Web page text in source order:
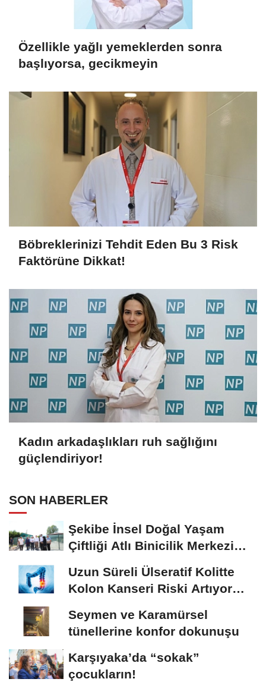
Özellikle yağlı yemeklerden sonra
başlıyorsa, gecikmeyin
Böbreklerinizi Tehdit Eden Bu 3 Risk
Faktörüne Dikkat!
Kadın arkadaşlıkları ruh sağlığını
güçlendiriyor!
SON HABERLER
Şekibe İnsel Doğal Yaşam
Çiftliği Atlı Binicilik Merkezi
Uzun Süreli Ülseratif Kolitte
Kolon Kanseri Riski Artıyor
Seymen ve Karamürsel
tünellerine konfor dokunuşu
Karşıyaka’da “sokak”
çocukların!